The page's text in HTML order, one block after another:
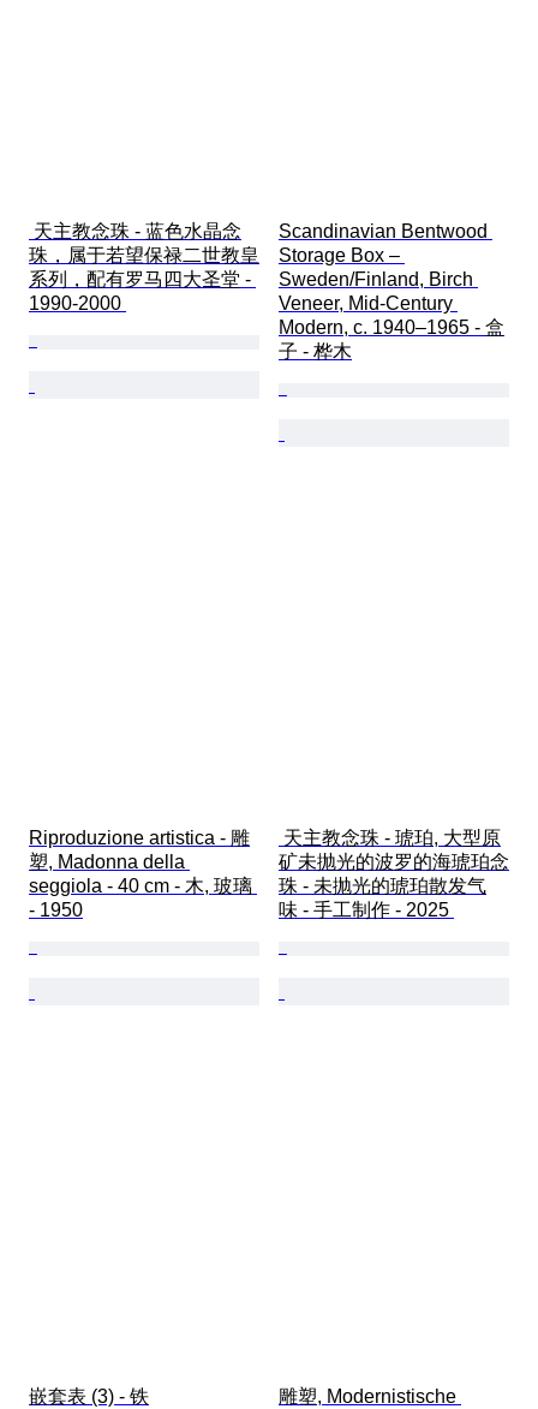
珠，属于若望保禄二世教皇
系列，配有罗马四大圣堂 -
1990-2000
Scandinavian Bentwood
Storage Box –
Sweden/Finland, Birch
Veneer, Mid-Century
Modern, c. 1940–1965 - 盒
子 - 桦木
Riproduzione artistica - 雕
塑, Madonna della
seggiola - 40 cm - 木, 玻璃
- 1950
矿未抛光的波罗的海琥珀念
珠 - 未抛光的琥珀散发气
味 - 手工制作 - 2025
嵌套表 (3) - 铁
雕塑, Modernistische